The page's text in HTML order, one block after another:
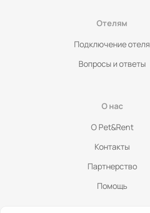
Отелям
Подключение отеля
Вопросы и ответы
О нас
O Pet&Rent
Контакты
Партнерство
Помощь
Политикой конфиденциальности